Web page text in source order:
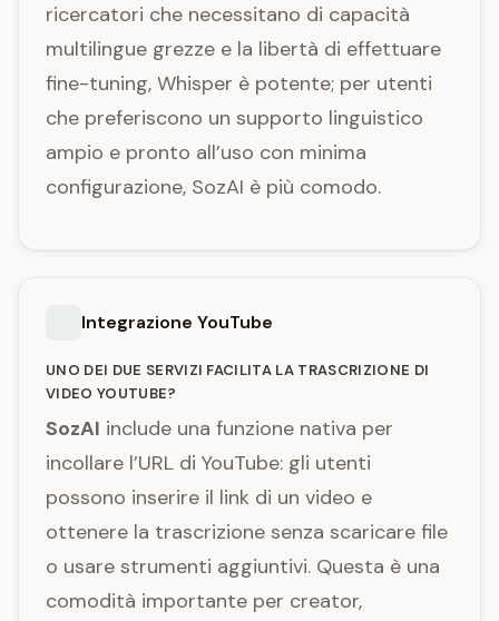
ricercatori che necessitano di capacità
multilingue grezze e la libertà di effettuare
fine-tuning, Whisper è potente; per utenti
che preferiscono un supporto linguistico
ampio e pronto all’uso con minima
configurazione, SozAI è più comodo.
Integrazione YouTube
UNO DEI DUE SERVIZI FACILITA LA TRASCRIZIONE DI
VIDEO YOUTUBE?
SozAI include una funzione nativa per
incollare l’URL di YouTube: gli utenti
possono inserire il link di un video e
ottenere la trascrizione senza scaricare file
o usare strumenti aggiuntivi. Questa è una
comodità importante per creator,